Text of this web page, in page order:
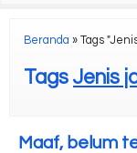
Beranda » Tags
Tags Jenis
Maaf, belum